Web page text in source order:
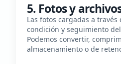
5. Fotos y
Las fotos cargadas a
condición y seguimiento
Podemos convertir,
almacenamiento o de